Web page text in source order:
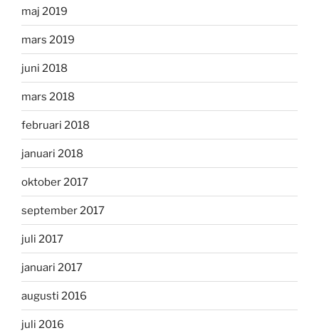
maj 2019
mars 2019
juni 2018
mars 2018
februari 2018
januari 2018
oktober 2017
september 2017
juli 2017
januari 2017
augusti 2016
juli 2016